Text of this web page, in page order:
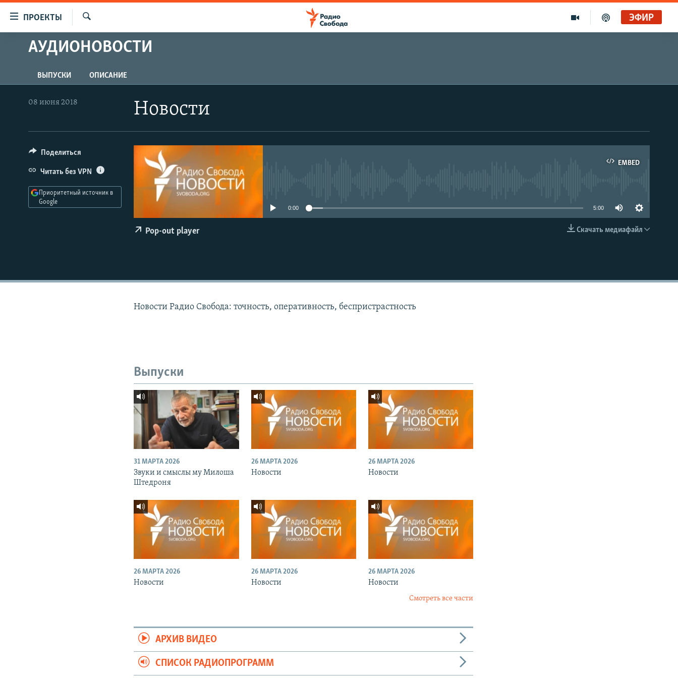
упрощенного
доступа
Вернуться
к
основному
главной
Вернутся
ПРОЕКТЫ
ПРОГРАММЫ
АВТОРСКИЕ ПРОЕКТЫ
ЦИТАТЫ СВОБОДЫ
IDEL.РЕАЛИИ
КАВКАЗ.РЕАЛИИ
СЕВЕР.РЕАЛИИ
СИБИРЬ.РЕАЛИИ
ЭФИР
АУДИОНОВОСТИ
ВЫПУСКИ ОПИСАНИЕ
Новости
08 июня 2018
EMBED
EMBED
0:00 5:00
Скачать медиафайл
Pop-out player
Поделиться
Читать без VPN
Приоритетный источник в
Google
Новости Радио Свобода: точность, оперативность, беспристрастность
Выпуски
31 МАРТА 2026
Звуки и смыслы му Милоша
Штедроня
26 МАРТА 2026
Новости
26 МАРТА 2026
Новости
26 МАРТА 2026
Новости
26 МАРТА 2026
Новости
26 МАРТА 2026
Новости
Смотреть все части
АРХИВ ВИДЕО
СПИСОК РАДИОПРОГРАММ